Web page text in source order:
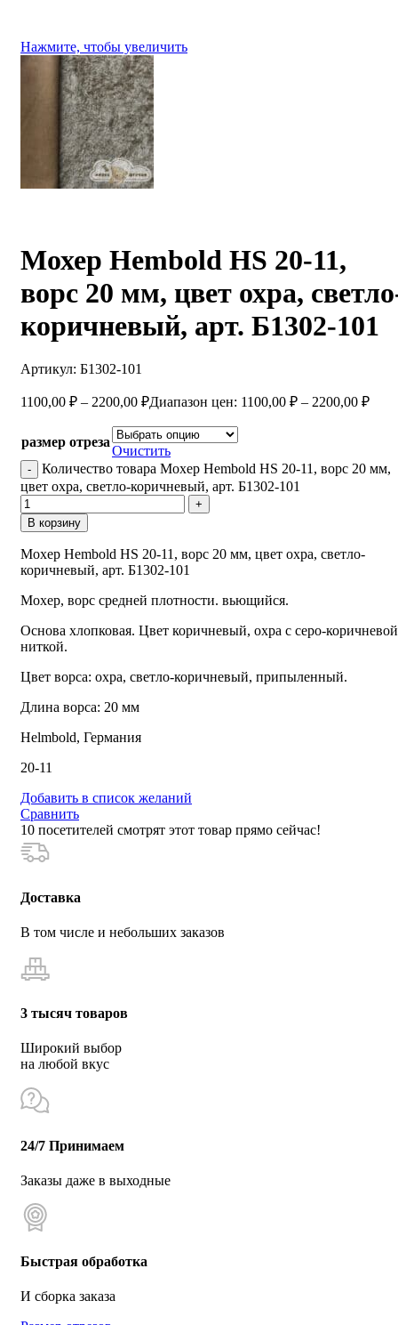
Нажмите, чтобы увеличить
Мохер Hembold HS 20-11,
ворс 20 мм, цвет охра,
коричневый, арт. Б1302-101
Артикул: Б1302-101
1100,00 ₽ – 2200,00 ₽Диапазон цен: 1100,00 ₽ – 2200,00 ₽
размер отреза
Очистить
Количество товара Мохер Hembold HS 20-11, ворс 20 мм,
цвет охра, светло-коричневый, арт. Б1302-101
В корзину
Мохер Hembold HS 20-11, ворс 20 мм, цвет охра, светло-
коричневый, арт. Б1302-101
Мохер, ворс средней плотности. вьющийся.
Основа хлопковая. Цвет коричневый, охра с серо-коричневой
ниткой.
Цвет ворса: охра, светло-коричневый, припыленный.
Длина ворса: 20 мм
Helmbold, Германия
20-11
Добавить в список желаний
Сравнить
10 посетителей смотрят этот товар прямо сейчас!
Доставка
В том числе и небольших заказов
3 тысяч товаров
Широкий выбор
на любой вкус
24/7 Принимаем
Заказы даже в выходные
Быстрая обработка
И сборка заказа